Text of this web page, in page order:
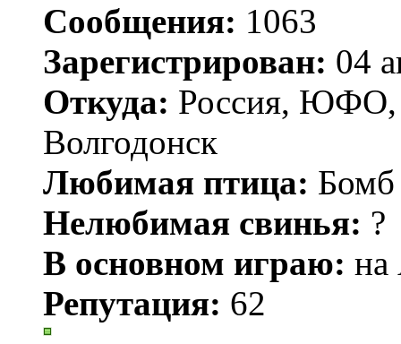
Сообщения: 1063
Зарегистрирован: 04
Откуда: Россия, ЮФО,
Волгодонск
Любимая птица: Бомб
Нелюбимая свинья: ?
В основном играю: на
Репутация: 62